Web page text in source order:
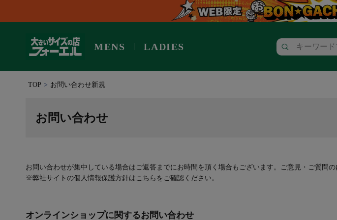
MENS LADIES
TOP お問い合わせ新規
お問い合わせ
お問い合わせが集中している場合はご返答までにお時間を頂く場合もございます。ご意見・ご質問
※弊社サイトの個人情報保護方針は こちら をご確認ください。
オンラインショップに関するお問い合わせ